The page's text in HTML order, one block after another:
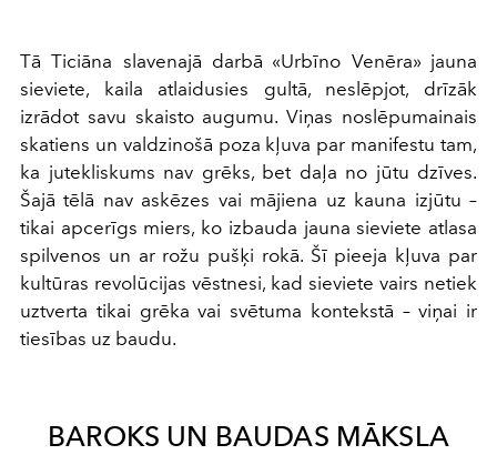
Tā Ticiāna slavenajā darbā «Urbīno Venēra» jauna
sieviete, kaila atlaidusies gultā, neslēpjot, drīzāk
izrādot savu skaisto augumu. Viņas noslēpumainais
skatiens un valdzinošā poza kļuva par manifestu tam,
ka jutekliskums nav grēks, bet daļa no jūtu dzīves.
Šajā tēlā nav askēzes vai mājiena uz kauna izjūtu –
tikai apcerīgs miers, ko izbauda jauna sieviete atlasa
spilvenos un ar rožu pušķi rokā. Šī pieeja kļuva par
kultūras revolūcijas vēstnesi, kad sieviete vairs netiek
uztverta tikai grēka vai svētuma kontekstā – viņai ir
tiesības uz baudu.
BAROKS UN BAUDAS MĀKSLA